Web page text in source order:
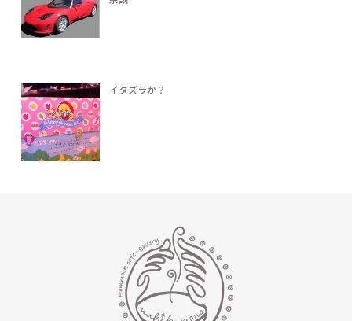
イタズラか？